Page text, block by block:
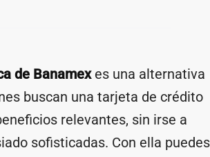
de Banamexes una alternativa
buscan una tarjeta de crédito
relevantes, sin irse a
sofisticadas. Con ella puedes